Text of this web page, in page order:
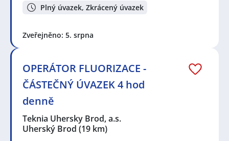
Plný úvazek, Zkrácený úvazek
Zveřejněno: 5. srpna
OPERÁTOR FLUORIZACE -
ČÁSTEČNÝ ÚVAZEK 4 hod
denně
Teknia Uhersky Brod, a.s.
Uherský Brod (19 km)